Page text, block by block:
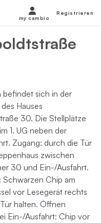
befindet sich in der
Hauses
30. Die Stellplätze
1. UG neben der
Zugang: durch die Tür
zwischen
30 und Ein-/Ausfahrt.
Schwarzen Chip am
vor Lesegerät rechts
halten. Öffnen
Ein-/Ausfahrt: Chip vor
my cambio
Registrieren